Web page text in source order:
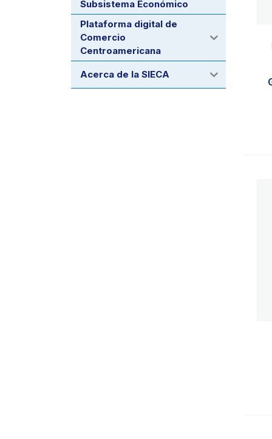
Subsistema Económico
Plataforma digital de
Comercio
Centroamericana
Acerca de la SIECA